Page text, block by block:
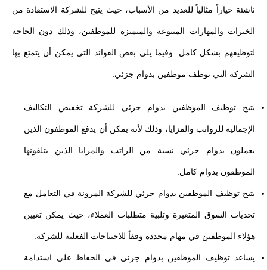
ناشئة خياراً مثالياً للعديد من الأسباب، حيث يتيح للشركة الاستفادة من
الخبرات والمهارات المتنوعة والمتميزة للموظفين، وذلك دون الحاجة
لتوظيفهم بشكل كامل. وفيما يلي بعض الفوائد التي يمكن أن يتمتع بها
الشركة التي توظف موظفين بدوام جزئي:
يتيح توظيف الموظفين بدوام جزئي للشركة تخفيض التكاليف
الإجمالية للرواتب والمزايا، وذلك لأنه يمكن أن يدفع الموظفون الذين
يعملون بدوام جزئي نسبة من الراتب والمزايا الذين يتلقونها
الموظفون بدوام كامل.
يتيح توظيف الموظفين بدوام جزئي للشركة المرونة في التعامل مع
تحديات السوق المتغيرة وتلبية متطلبات العملاء، حيث يمكن تعيين
هؤلاء الموظفين في مهام محددة وفقاً للاحتياجات الفعلية للشركة.
يساعد توظيف الموظفين بدوام جزئي في الحفاظ على استدامة